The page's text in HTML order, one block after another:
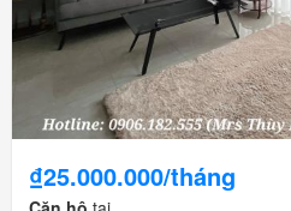
₫25.000.000/tháng